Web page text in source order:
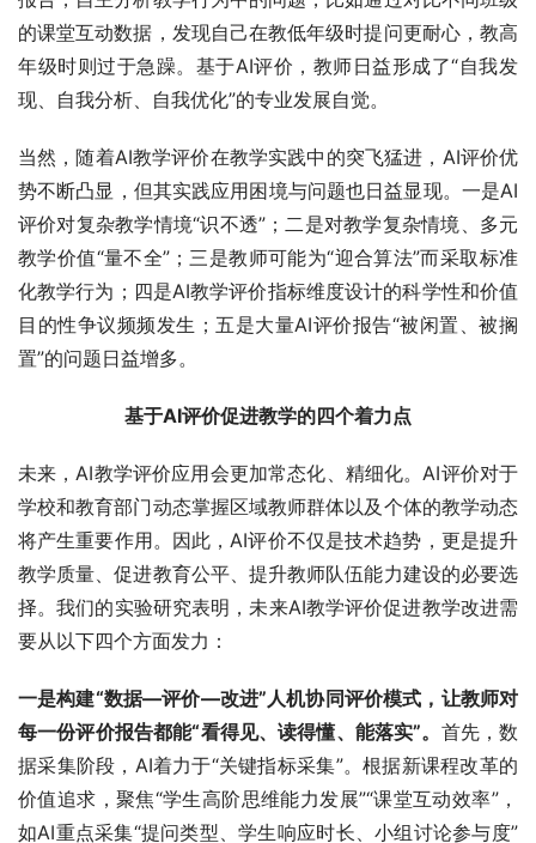
的课堂互动数据，发现自己在教低年级时提问更耐心，教高
年级时则过于急躁。基于AI评价，教师日益形成了“自我发
现、自我分析、自我优化”的专业发展自觉。
当然，随着AI教学评价在教学实践中的突飞猛进，AI评价优
势不断凸显，但其实践应用困境与问题也日益显现。一是AI
评价对复杂教学情境“识不透”；二是对教学复杂情境、多元
教学价值“量不全”；三是教师可能为“迎合算法”而采取标准
化教学行为；四是AI教学评价指标维度设计的科学性和价值
目的性争议频频发生；五是大量AI评价报告“被闲置、被搁
置”的问题日益增多。
基于AI评价促进教学的四个着力点
未来，AI教学评价应用会更加常态化、精细化。AI评价对于
学校和教育部门动态掌握区域教师群体以及个体的教学动态
将产生重要作用。因此，AI评价不仅是技术趋势，更是提升
教学质量、促进教育公平、提升教师队伍能力建设的必要选
择。我们的实验研究表明，未来AI教学评价促进教学改进需
要从以下四个方面发力：
一是构建“数据—评价—改进”人机协同评价模式，让教师对
每一份评价报告都能“看得见、读得懂、能落实”。 首先，数
据采集阶段，AI着力于“关键指标采集”。根据新课程改革的
价值追求，聚焦“学生高阶思维能力发展”“课堂互动效率”，
如AI重点采集“提问类型、学生响应时长、小组讨论参与度”